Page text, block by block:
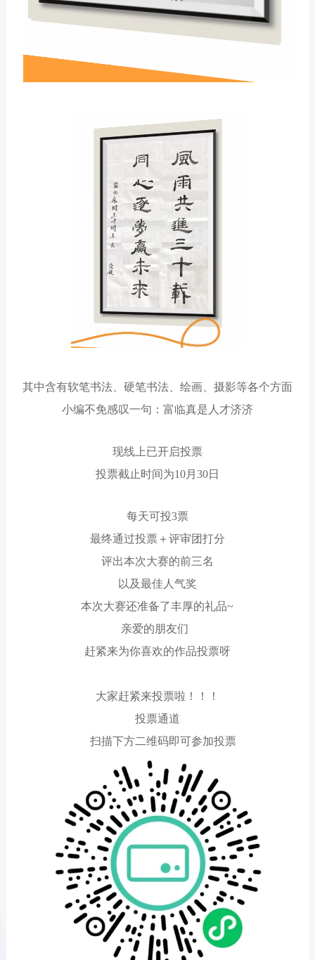
其中含有软笔书法、硬笔书法、绘画、摄影等各个方面
小编不免感叹一句：富临真是人才济济
现线上已开启投票
投票截止时间为10月30日
每天可投3票
最终通过投票＋评审团打分
评出本次大赛的前三名
以及最佳人气奖
本次大赛还准备了丰厚的礼品~
亲爱的朋友们
赶紧来为你喜欢的作品投票呀
大家赶紧来投票啦！！！
投票通道
扫描下方二维码即可参加投票